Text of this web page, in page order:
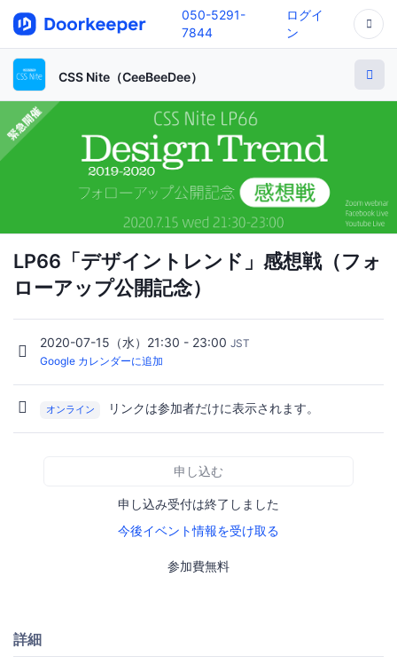
050-5291-
7844
ログイ
ン
CSS Nite（CeeBeeDee）
LP66「デザイントレンド」感想戦（フォ
ローアップ公開記念）
2020-07-15（水）21:30 - 23:00 JST
Google カレンダーに追加
オンライン リンクは参加者だけに表示されます。
申し込む
申し込み受付は終了しました
今後イベント情報を受け取る
参加費無料
詳細